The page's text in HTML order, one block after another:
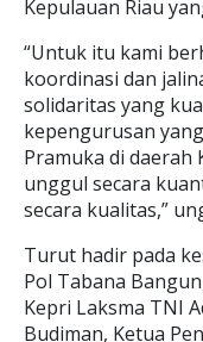
Kepulauan Riau
“Untuk itu kami
koordinasi dan
solidaritas yang
kepengurusan
Pramuka di daerah
unggul secara
secara kualitas,”
Turut hadir pada
Pol Tabana
Kepri Laksma TNI
Budiman, Ketua